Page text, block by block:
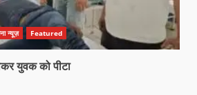
न्यूज़ Featured
युवक को पीटा